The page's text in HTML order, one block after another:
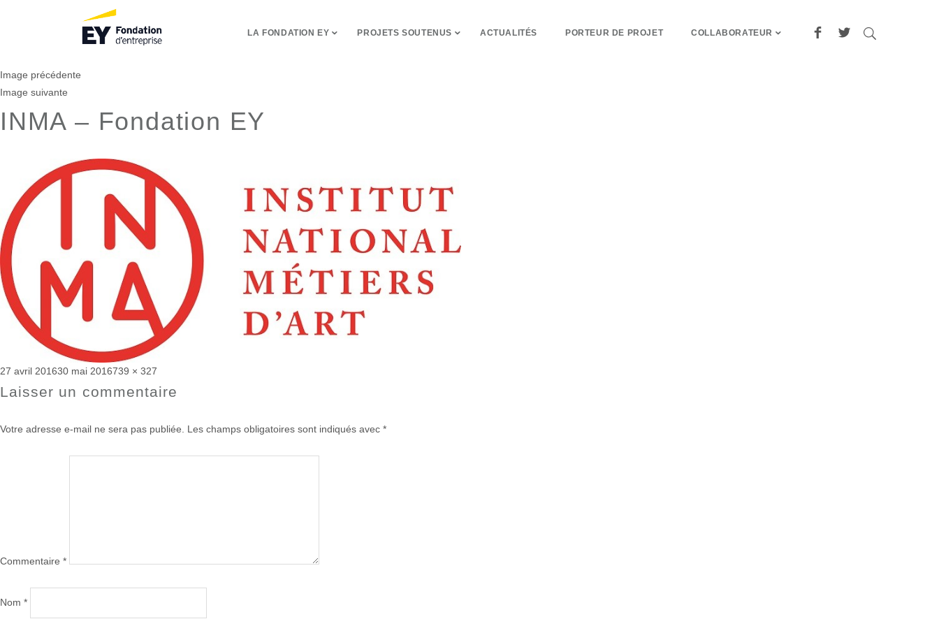
LA FONDATION EY PROJETS SOUTENUS ACTUALITÉS PORTEUR DE PROJET COLLABORATEUR
Image précédente
Image suivante
INMA – Fondation EY
Publié
le
27 avril 201630 mai 2016Taille
réelle
739 × 327
Laisser un commentaire
Votre adresse e-mail ne sera pas publiée. Les champs obligatoires sont indiqués avec *
Commentaire *
Nom *